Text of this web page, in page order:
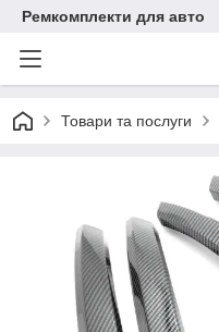
Ремкомплекти для авто
Товари та послуги